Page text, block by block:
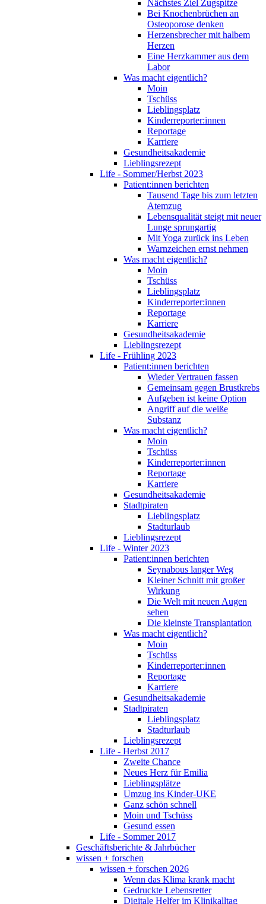
Nächstes Ziel Zugspitze
Bei Knochenbrüchen an
Osteoporose denken
Herzensbrecher mit halbem
Herzen
Eine Herzkammer aus dem
Labor
Was macht eigentlich?
Moin
Tschüss
Lieblingsplatz
Kinderreporter:innen
Reportage
Karriere
Gesundheitsakademie
Lieblingsrezept
Life - Sommer/Herbst 2023
Patient:innen berichten
Tausend Tage bis zum letzten
Atemzug
Lebensqualität steigt mit neuer
Lunge sprungartig
Mit Yoga zurück ins Leben
Warnzeichen ernst nehmen
Was macht eigentlich?
Moin
Tschüss
Lieblingsplatz
Kinderreporter:innen
Reportage
Karriere
Gesundheitsakademie
Lieblingsrezept
Life - Frühling 2023
Patient:innen berichten
Wieder Vertrauen fassen
Gemeinsam gegen Brustkrebs
Aufgeben ist keine Option
Angriff auf die weiße
Substanz
Was macht eigentlich?
Moin
Tschüss
Kinderreporter:innen
Reportage
Karriere
Gesundheitsakademie
Stadtpiraten
Lieblingsplatz
Stadturlaub
Lieblingsrezept
Life - Winter 2023
Patient:innen berichten
Seynabous langer Weg
Kleiner Schnitt mit großer
Wirkung
Die Welt mit neuen Augen
sehen
Die kleinste Transplantation
Was macht eigentlich?
Moin
Tschüss
Kinderreporter:innen
Reportage
Karriere
Gesundheitsakademie
Stadtpiraten
Lieblingsplatz
Stadturlaub
Lieblingsrezept
Life - Herbst 2017
Zweite Chance
Neues Herz für Emilia
Lieblingsplätze
Umzug ins Kinder-UKE
Ganz schön schnell
Moin und Tschüss
Gesund essen
Life - Sommer 2017
Geschäftsberichte & Jahrbücher
wissen + forschen
wissen + forschen 2026
Wenn das Klima krank macht
Gedruckte Lebensretter
Digitale Helfer im Klinikalltag